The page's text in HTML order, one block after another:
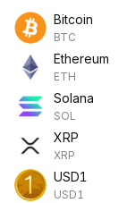
Bitcoin
BTC
Ethereum
ETH
Solana
SOL
XRP
XRP
USD1
USD1